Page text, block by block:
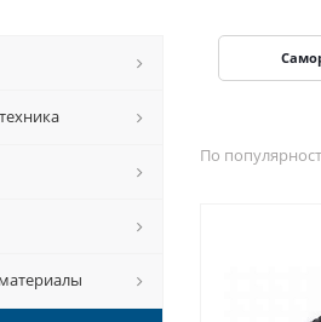
По